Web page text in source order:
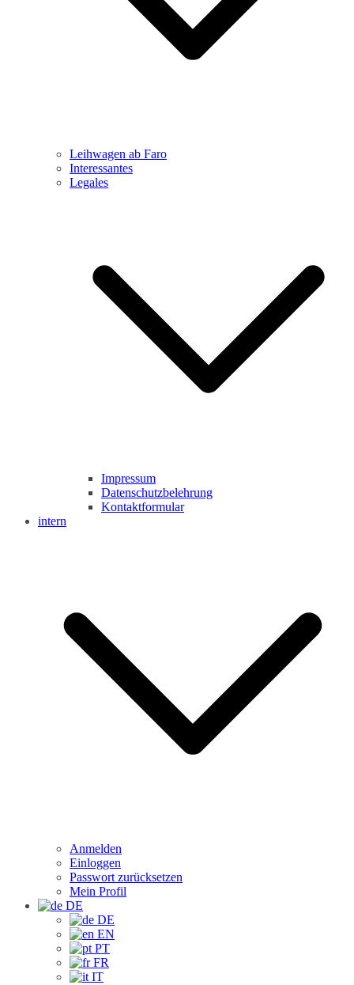
Leihwagen ab Faro
Interessantes
Legales
Impressum
Datenschutzbelehrung
Kontaktformular
intern
Anmelden
Einloggen
Passwort zurücksetzen
Mein Profil
DE
DE
EN
PT
FR
IT